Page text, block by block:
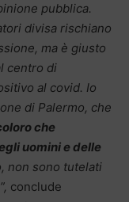
pubblica.
divisa rischiano
ma è giusto
centro di
al covid. Io
di Palermo, che
che
uomini e delle
non sono tutelati
conclude